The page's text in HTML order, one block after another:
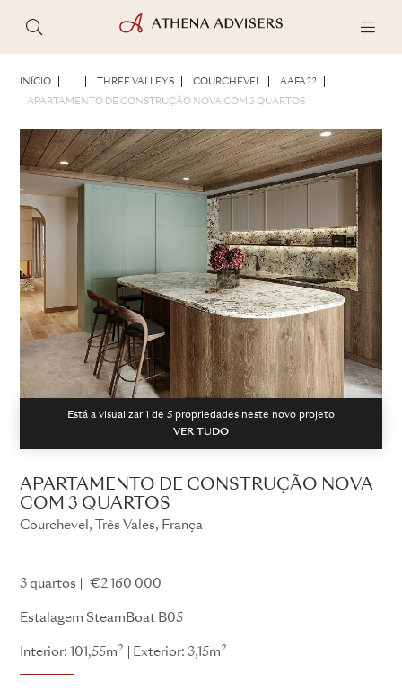
INÍCIO ... THREE VALLEYS COURCHEVEL AAFA22
APARTAMENTO DE CONSTRUÇÃO NOVA COM 3 QUARTOS
Está a visualizar 1 de 5 propriedades neste novo projeto
VER TUDO
APARTAMENTO DE CONSTRUÇÃO NOVA
COM 3 QUARTOS
Courchevel, Três Vales, França
3 quartos €2 160 000
Estalagem SteamBoat B05
Interior: 101,55m2 Exterior: 3,15m2